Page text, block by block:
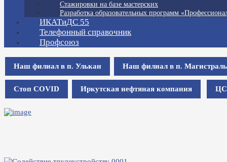
Стажировки на базе мастерских
Разработка образовательных программ
ИКАТиДС 55
Телефонный справочник
Профсоюз
Наш филиал в п. Улькан Наш филиал в п.
Стоп COVID Иркутская нефтяная компания